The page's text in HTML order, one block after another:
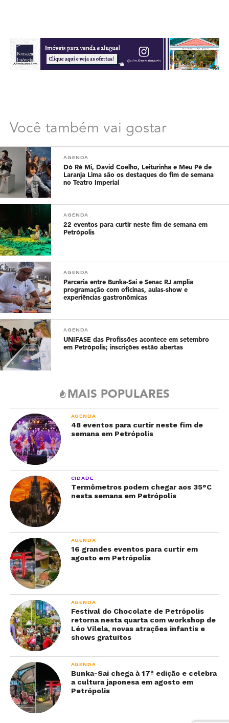
Você também vai gostar
AGENDA
Dó Ré Mi, David Coelho, Leiturinha e Meu Pé de
Laranja Lima são os destaques do fim de semana
no Teatro Imperial
AGENDA
22 eventos para curtir neste fim de semana em
Petrópolis
AGENDA
Parceria entre Bunka-Sai e Senac RJ amplia
programação com oficinas, aulas-show e
experiências gastronômicas
AGENDA
UNIFASE das Profissões acontece em setembro
em Petrópolis; inscrições estão abertas
MAIS POPULARES
AGENDA
48 eventos para curtir neste fim de
semana em Petrópolis
CIDADE
Termômetros podem chegar aos 35°C
nesta semana em Petrópolis
AGENDA
16 grandes eventos para curtir em
agosto em Petrópolis
AGENDA
Festival do Chocolate de Petrópolis
retorna nesta quarta com workshop de
Léo Vilela, novas atrações infantis e
shows gratuitos
AGENDA
Bunka-Sai chega à 17ª edição e celebra
a cultura japonesa em agosto em
Petrópolis